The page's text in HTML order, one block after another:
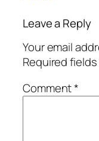
Leave a Reply
Your email
Required
Comment*